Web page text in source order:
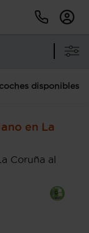
disponibles
en La
Coruña al